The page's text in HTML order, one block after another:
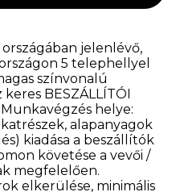
jelenlévő,
5 telephellyel
színvonalú
BESZÁLLÍTÓI
helye:
alapanyagok
kiadása a beszállítók
követése a vevői /
megfelelően.
elkerülése, minimális